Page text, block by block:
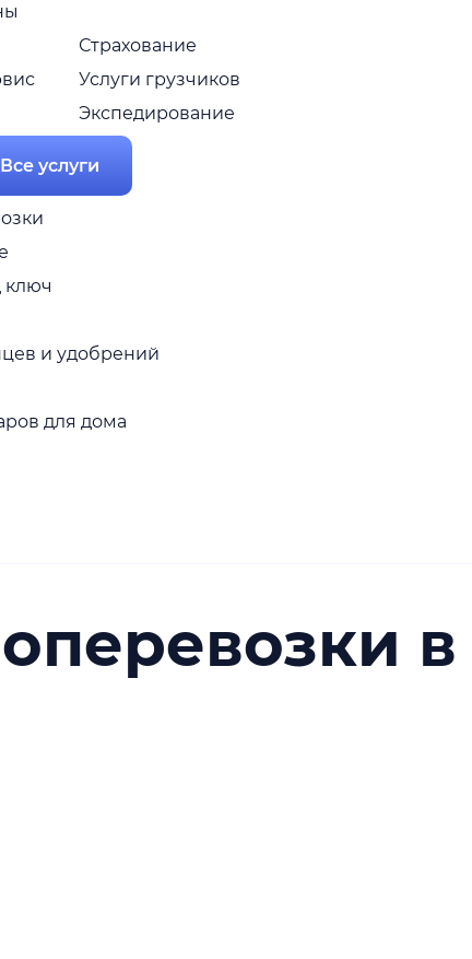
Страхование
Услуги грузчиков
Экспедирование
Все услуги
ключ
и удобрений
для дома